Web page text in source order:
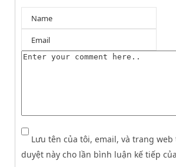
Lưu tên của tôi, email, và trang
duyệt này cho lần bình luận kế tiếp